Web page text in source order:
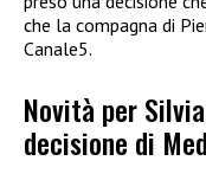
che la compagna di
Canale5.
Novità per
decisione di